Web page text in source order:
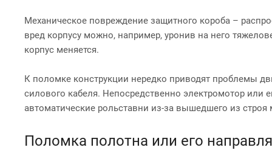
Механическое повреждение защитного короба –
вред корпусу можно, например, уронив на него
корпус меняется.
К поломке конструкции нередко приводят проблемы
силового кабеля. Непосредственно электромотор или
автоматические рольставни из-за вышедшего из строя
Поломка полотна или его